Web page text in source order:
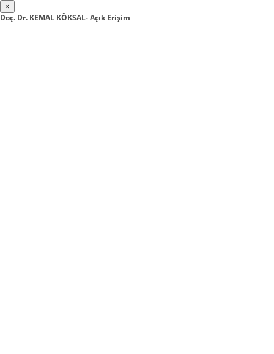
×
Doç. Dr. KEMAL KÖKSAL- Açık Erişim